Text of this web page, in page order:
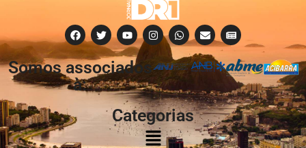
Somos associados
à:
Categorias